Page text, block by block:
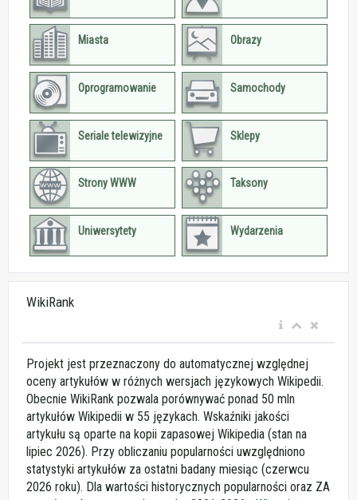
Miasta Obrazy
Oprogramowanie Samochody
Seriale telewizyjne Sklepy
Strony WWW Taksony
Uniwersytety Wydarzenia
WikiRank
Projekt jest przeznaczony do automatycznej względnej
oceny artykułów w różnych wersjach językowych Wikipedii.
Obecnie WikiRank pozwala porównywać ponad 50 mln
artykułów Wikipedii w 55 językach. Wskaźniki jakości
artykułu są oparte na kopii zapasowej Wikipedia (stan na
lipiec 2026). Przy obliczaniu popularności uwzględniono
statystyki artykułów za ostatni badany miesiąc (czerwcu
2026 roku). Dla wartości historycznych popularności oraz ZA